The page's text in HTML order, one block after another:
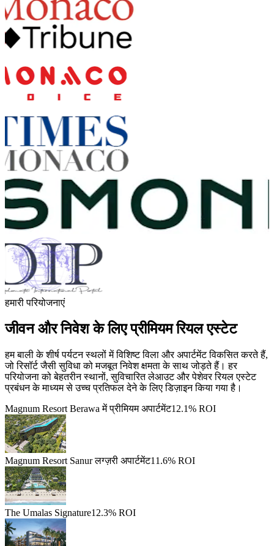
हमारी परियोजनाएं
जीवन और निवेश के लिए प्रीमियम रियल एस्टेट
हम बाली के शीर्ष पर्यटन स्थलों में विशिष्ट विला और अपार्टमेंट विकसित करते हैं,
जो रिसॉर्ट जैसी सुविधा को मजबूत निवेश क्षमता के साथ जोड़ते हैं। हर
परियोजना को बेहतरीन स्थानों, सुविचारित लेआउट और पेशेवर रियल एस्टेट
प्रबंधन के माध्यम से उच्च प्रतिफल देने के लिए डिज़ाइन किया गया है।
Magnum Resort Berawa में प्रीमियम अपार्टमेंट12.1% ROI
Magnum Resort Sanur लग्ज़री अपार्टमेंट11.6% ROI
The Umalas Signature12.3% ROI